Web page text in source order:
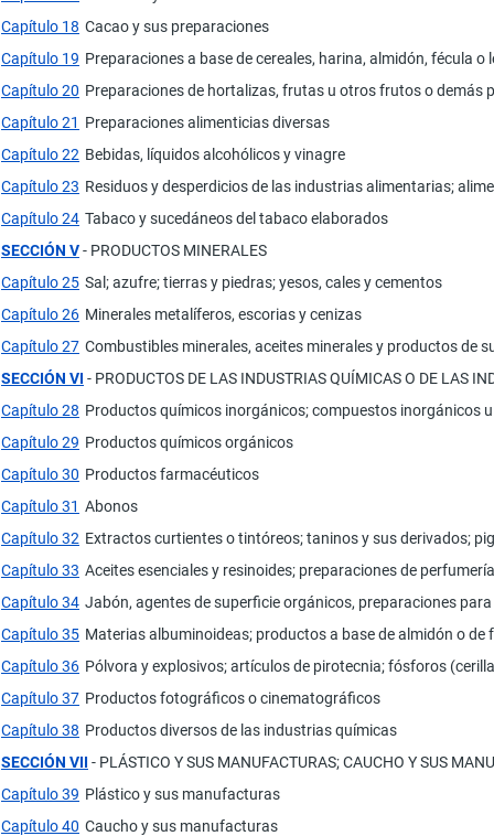
Capítulo 18 Cacao y sus preparaciones
Capítulo 19 Preparaciones a base de cereales, harina, almidón, fécula
Capítulo 20 Preparaciones de hortalizas, frutas u otros frutos o demás
Capítulo 21 Preparaciones alimenticias diversas
Capítulo 22 Bebidas, líquidos alcohólicos y vinagre
Capítulo 23 Residuos y desperdicios de las industrias alimentarias;
Capítulo 24 Tabaco y sucedáneos del tabaco elaborados
SECCIÓN V- PRODUCTOS MINERALES
Capítulo 25 Sal; azufre; tierras y piedras; yesos, cales y cementos
Capítulo 26 Minerales metalíferos, escorias y cenizas
Capítulo 27 Combustibles minerales, aceites minerales y productos de
SECCIÓN VI - PRODUCTOS DE LAS INDUSTRIAS QUÍMICAS O DE LAS
Capítulo 28 Productos químicos inorgánicos; compuestos inorgánicos
Capítulo 29 Productos químicos orgánicos
Capítulo 30 Productos farmacéuticos
Capítulo 31 Abonos
Capítulo 32 Extractos curtientes o tintóreos; taninos y sus derivados;
Capítulo 33 Aceites esenciales y resinoides; preparaciones de
Capítulo 34 Jabón, agentes de superficie orgánicos, preparaciones
Capítulo 35 Materias albuminoideas; productos a base de almidón o de
Capítulo 36 Pólvora y explosivos; artículos de pirotecnia; fósforos
Capítulo 37 Productos fotográficos o cinematográficos
Capítulo 38 Productos diversos de las industrias químicas
SECCIÓN VII - PLÁSTICO Y SUS MANUFACTURAS; CAUCHO Y SUS
Capítulo 39 Plástico y sus manufacturas
Capítulo 40 Caucho y sus manufacturas